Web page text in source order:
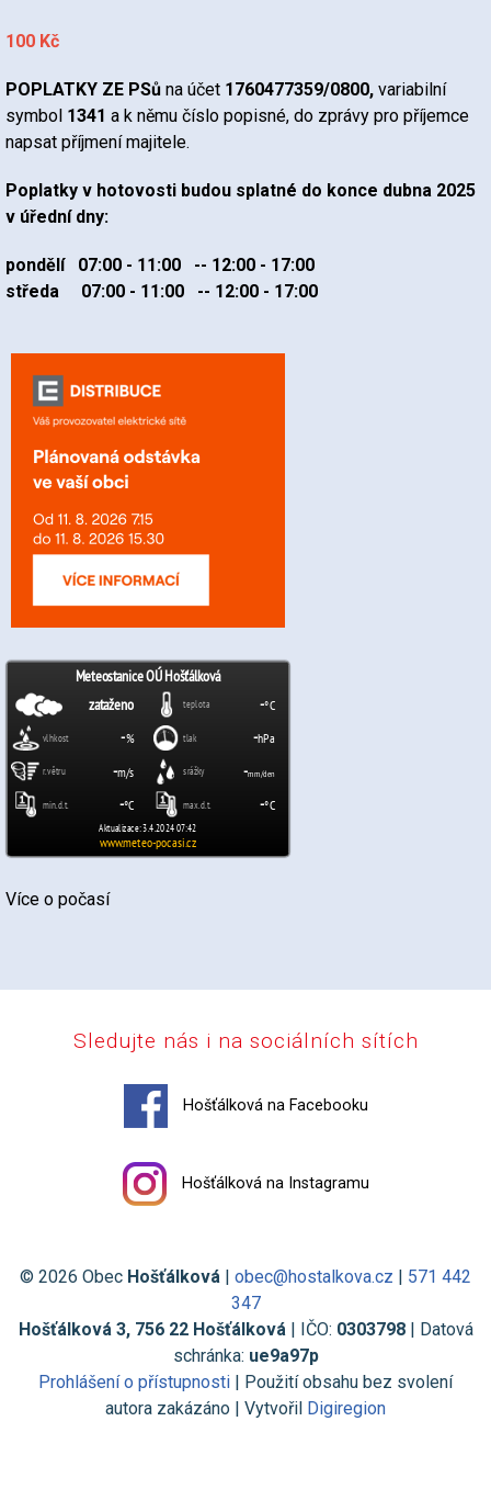
Více o počasí
100 Kč
POPLATKY ZE PSů na účet 1760477359/0800, variabilní
symbol 1341 a k němu číslo popisné, do zprávy pro příjemce
napsat příjmení majitele.
Poplatky v hotovosti budou splatné do konce dubna 2025
v úřední dny:
pondělí 07:00 - 11:00 -- 12:00 - 17:00
středa 07:00 - 11:00 -- 12:00 - 17:00
Sledujte nás i na sociálních sítích
Hošťálková na Facebooku
Hošťálková na Instagramu
© 2026 Obec Hošťálková | obec@hostalkova.cz | 571 442
347
Hošťálková 3, 756 22 Hošťálková| IČO: 0303798| Datová
schránka: ue9a97p
Prohlášení o přístupnosti | Použití obsahu bez svolení
autora zakázáno | Vytvořil Digiregion